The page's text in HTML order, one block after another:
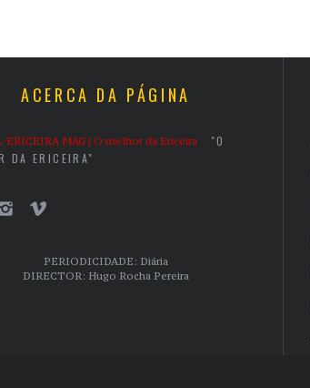
ACERCA DA PÁGINA
"O
DA ERICEIRA"
PERIODICIDADE: Diária
DIRECTOR: Hugo Rocha Pereira